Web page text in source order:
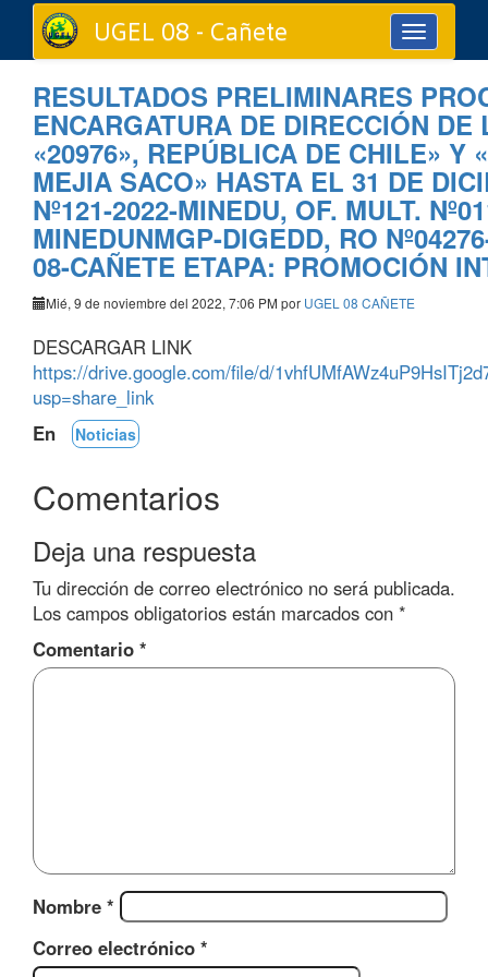
Toggle
navigation
UGEL 08 - Cañete
RESULTADOS PRELIMINARES
ENCARGATURA DE DIRECCIÓN DE
«20976», REPÚBLICA DE CHILE» Y
MEJIA SACO» HASTA EL 31 DE
Nº121-2022-MINEDU, OF. MULT.
MINEDUNMGP-DIGEDD, RO
08-CAÑETE ETAPA: PROMOCIÓN
Mié, 9 de noviembre del 2022, 7:06 PM por UGEL 08 CAÑETE
DESCARGAR LINK
https://drive.google.com/file/d/
usp=share_link
En
Noticias
Comentarios
Deja una respuesta
Tu dirección de correo electrónico no será publicada.
Los campos obligatorios están marcados con *
Comentario *
Nombre *
Correo electrónico *